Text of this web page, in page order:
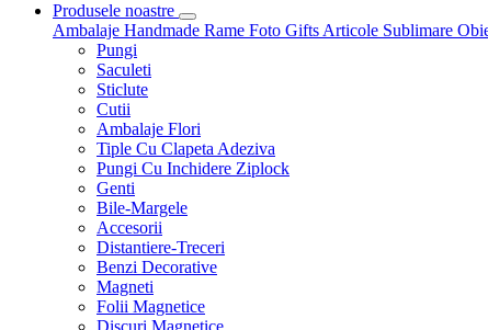
Produsele noastre
Ambalaje Handmade Rame Foto Gifts Articole Sublimare
Pungi
Saculeti
Sticlute
Cutii
Ambalaje Flori
Tiple Cu Clapeta Adeziva
Pungi Cu Inchidere Ziplock
Genti
Bile-Margele
Accesorii
Distantiere-Treceri
Benzi Decorative
Magneti
Folii Magnetice
Discuri Magnetice